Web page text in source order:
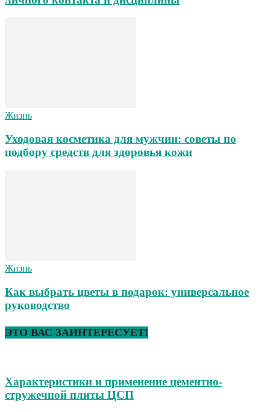
Жизнь
Уходовая косметика для мужчин: советы по
подбору средств для здоровья кожи
Жизнь
Как выбрать цветы в подарок: универсальное
руководство
ЭТО ВАС ЗАИНТЕРЕСУЕТ!
Характеристики и применение цементно-
стружечной плиты ЦСП